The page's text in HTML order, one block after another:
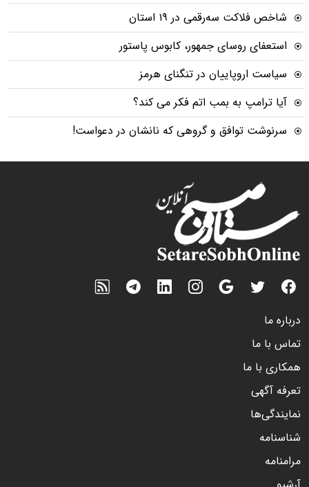
شاخص فلاکت سه‌رقمی در ۱۹ استان
استعفای روسای جمهور، کابوس پاستور
سیاست اروپاییان در تنگنای هرمز
آیا ترامپ به بمب اتم فکر می کند؟
سرنوشت توافق و گروهی که نانشان در دعواست!
درباره ما
تماس با ما
همکاری با ما
تعرفه آگهی
نمایندگی‌ها
شناسنامه
مرامنامه